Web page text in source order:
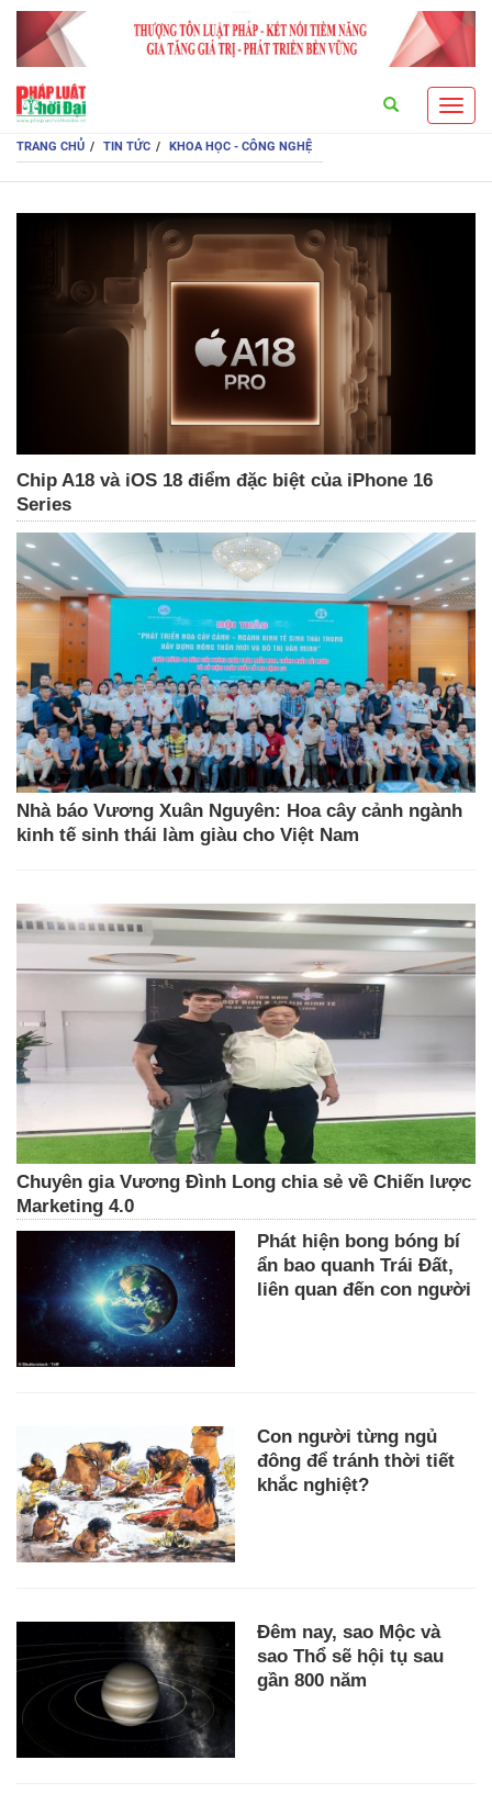
TRANG CHỦ TIN TỨC KHOA HỌC - CÔNG NGHỆ
Chip A18 và iOS 18 điểm đặc biệt của iPhone 16
Series
Nhà báo Vương Xuân Nguyên: Hoa cây cảnh ngành
kinh tế sinh thái làm giàu cho Việt Nam
Chuyên gia Vương Đình Long chia sẻ về Chiến lược
Marketing 4.0
Phát hiện bong bóng bí
ẩn bao quanh Trái Đất,
liên quan đến con người
Con người từng ngủ
đông để tránh thời tiết
khắc nghiệt?
Đêm nay, sao Mộc và
sao Thổ sẽ hội tụ sau
gần 800 năm